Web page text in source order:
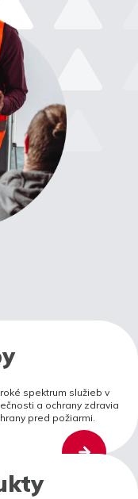
spektrum služieb v
a ochrany zdravia
pred požiarmi.